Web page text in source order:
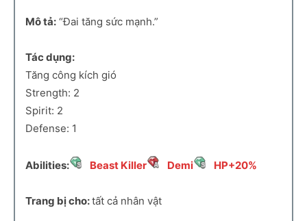
Mô tả: “Đai tăng sức mạnh.”
Tác dụng:
Tăng công kích gió
Strength: 2
Spirit: 2
Defense: 1
Abilities: Beast Killer Demi HP+20%
Trang bị cho:tất cả nhân vật